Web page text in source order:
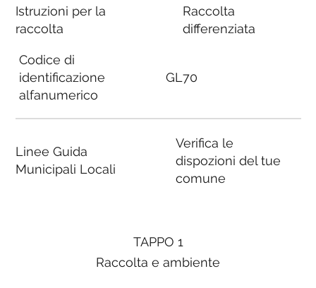
Istruzioni per la
raccolta
Codice di
identificazione
alfanumerico
Linee Guida
Municipali Locali
Raccolta
differenziata
GL70
Verifica le
dispozioni del tue
comune
TAPPO 1
Raccolta e ambiente